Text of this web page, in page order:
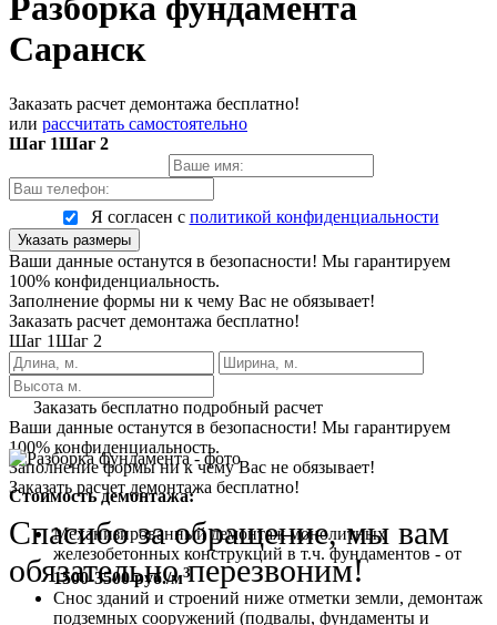
Разборка фундамента
Саранск
Заказать расчет демонтажа бесплатно!
или рассчитать самостоятельно
Шаг 1Шаг 2
Я согласен с политикой конфиденциальности
Указать размеры
Ваши данные останутся в безопасности! Мы гарантируем
100% конфиденциальность.
Заполнение формы ни к чему Вас не обязывает!
Заказать расчет демонтажа бесплатно!
Шаг 1Шаг 2
Заказать бесплатно подробный расчет
Ваши данные останутся в безопасности! Мы гарантируем
100% конфиденциальность.
Заполнение формы ни к чему Вас не обязывает!
Заказать расчет демонтажа бесплатно!
Спасибо за обращение, мы вам
обязательно перезвоним!
Стоимость демонтажа:
Механизированный демонтаж монолитных
железобетонных конструкций в т.ч. фундаментов - от
1500-3500 руб./м3
Снос зданий и строений ниже отметки земли, демонтаж
подземных сооружений (подвалы, фундаменты и